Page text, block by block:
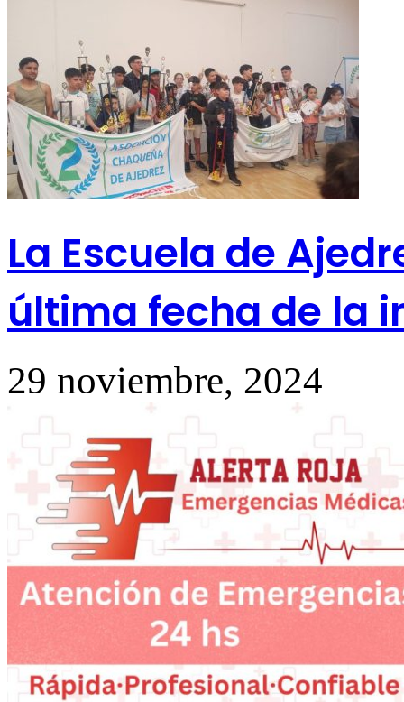
La Escuela de
última fecha de la
29 noviembre, 2024